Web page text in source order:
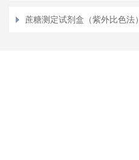
蔗糖测定试剂盒（紫外比色法）